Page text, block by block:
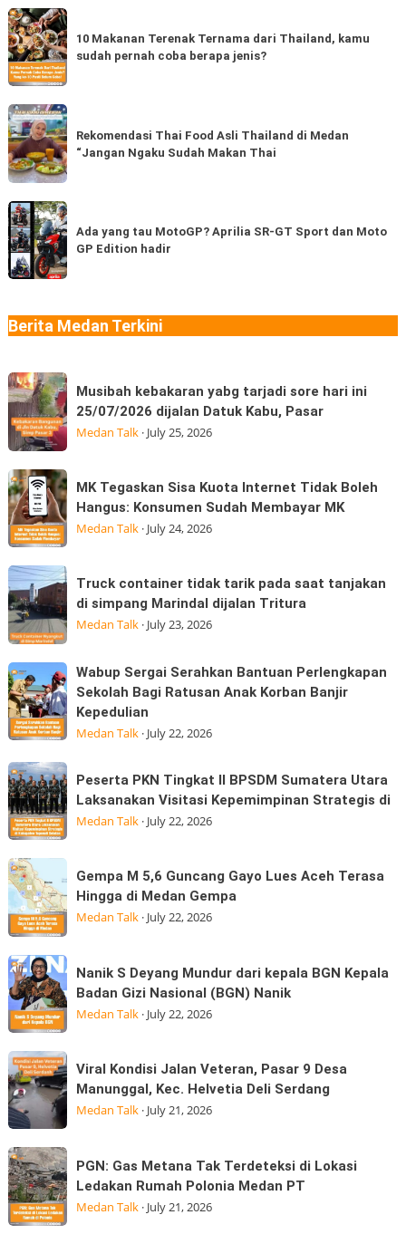
10
Makanan
Terenak
Ternama
dari
Thailand,
kamu
sudah
coba
berapa
jenis?
10 Makanan Terenak Ternama dari Thailand, kamu
sudah pernah coba berapa jenis?
Rekomendasi
Thai
Food
Asli
Thailand
di
Medan
“Jangan
Sudah
Makan
Rekomendasi Thai Food Asli Thailand di Medan
“Jangan Ngaku Sudah Makan Thai
Ada
yang
tau
MotoGP?
SR-
GT
dan
Moto
GP
Edition
hadir
Ada yang tau MotoGP? Aprilia SR-GT Sport dan Moto
GP Edition hadir
Berita Medan Terkini
Musibah
kebakaran
yabg
tarjadi
sore
hari
ini
25/07/2026
Datuk
Kabu,
Pasar
Musibah kebakaran yabg tarjadi sore hari ini
25/07/2026 dijalan Datuk Kabu, Pasar
Medan Talk· July 25, 2026
MK
Tegaskan
Sisa
Kuota
Internet
Tidak
Boleh
Hangus:
Sudah
Membayar
MK
MK Tegaskan Sisa Kuota Internet Tidak Boleh
Hangus: Konsumen Sudah Membayar MK
Medan Talk· July 24, 2026
Truck
container
tidak
tarik
pada
saat
tanjakan
di
Marindal
dijalan
Tritura
Truck container tidak tarik pada saat tanjakan
di simpang Marindal dijalan Tritura
Medan Talk· July 23, 2026
Wabup
Sergai
Serahkan
Bantuan
Perlengkapan
Sekolah
Bagi
Ratusan
Anak
Korban
Banjir
Kepedulian
Wabup Sergai Serahkan Bantuan Perlengkapan
Sekolah Bagi Ratusan Anak Korban Banjir
Kepedulian
Medan Talk· July 22, 2026
Peserta
PKN
Tingkat
II
BPSDM
Sumatera
Utara
Laksanakan
Kepemimpinan
Strategis
di
Peserta PKN Tingkat II BPSDM Sumatera Utara
Laksanakan Visitasi Kepemimpinan Strategis di
Medan Talk· July 22, 2026
Gempa
M
5,6
Guncang
Gayo
Lues
Aceh
Terasa
di
Medan
Gempa
Gempa M 5,6 Guncang Gayo Lues Aceh Terasa
Hingga di Medan Gempa
Medan Talk· July 22, 2026
Nanik
S
Deyang
Mundur
dari
kepala
BGN
Kepala
Gizi
Nasional
(BGN) Nanik
Nanik S Deyang Mundur dari kepala BGN Kepala
Badan Gizi Nasional (BGN) Nanik
Medan Talk· July 22, 2026
Viral
Kondisi
Jalan
Veteran,
Pasar
9
Desa
Manunggal,
Viral Kondisi Jalan Veteran, Pasar 9 Desa
Manunggal, Kec. Helvetia Deli Serdang
Medan Talk· July 21, 2026
PGN:
Gas
Metana
Tak
PGN: Gas Metana Tak Terdeteksi di Lokasi
Ledakan Rumah Polonia Medan PT
Medan Talk· July 21, 2026